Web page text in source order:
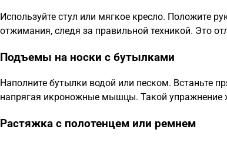
Используйте стул или мягкое кресло. Положите
отжимания, следя за правильной техникой. Это
Подъемы на носки с бутылками
Наполните бутылки водой или песком. Встаньте
напрягая икроножные мышцы. Такой упражнение
Растяжка с полотенцем или ремнем